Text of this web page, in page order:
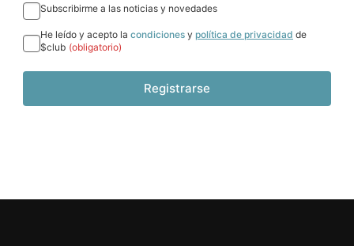
Subscribirme a las noticias y novedades
He leído y acepto la condiciones y política de privacidad de
$club (obligatorio)
Registrarse